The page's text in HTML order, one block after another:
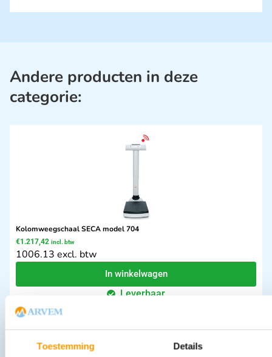
Toestemming Details
Andere producten in deze
categorie:
Kolomweegschaal SECA model 704
€1.217,42 incl. btw
1006.13 excl. btw
In winkelwagen
Leverbaar
88,24 incl. btw